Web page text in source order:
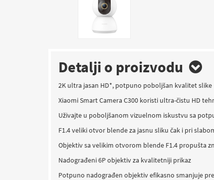
Detalji o proizvodu
2K ultra jasan HD*, potpuno poboljšan kvalitet slike
Xiaomi Smart Camera C300 koristi ultra-čistu HD
Uživajte u poboljšanom vizuelnom iskustvu sa
F1.4 veliki otvor blende za jasnu sliku čak i pri
Objektiv sa velikim otvorom blende F1.4 propušta
Nadograđeni 6P objektiv za kvalitetniji prikaz
Potpuno nadograđen objektiv efikasno smanjuje